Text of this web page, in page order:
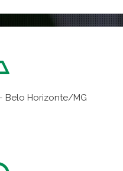
Belo Horizonte/MG